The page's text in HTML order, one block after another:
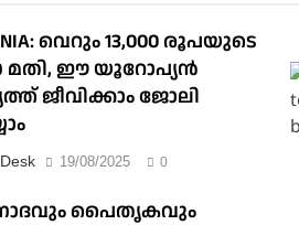
വെറും 13,000 രൂപയുടെ
മതി, ഈ യൂറോപ്യന്‍
ജീവിക്കാം ജോലി
19/08/2025 0
പൈതൃകവും